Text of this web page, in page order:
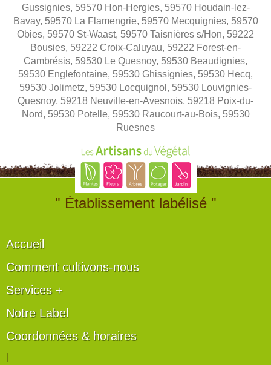
Gussignies, 59570 Hon-Hergies, 59570 Houdain-lez-
Bavay, 59570 La Flamengrie, 59570 Mecquignies, 59570
Obies, 59570 St-Waast, 59570 Taisnières s/Hon, 59222
Bousies, 59222 Croix-Caluyau, 59222 Forest-en-
Cambrésis, 59530 Le Quesnoy, 59530 Beaudignies,
59530 Englefontaine, 59530 Ghissignies, 59530 Hecq,
59530 Jolimetz, 59530 Locquignol, 59530 Louvignies-
Quesnoy, 59218 Neuville-en-Avesnois, 59218 Poix-du-
Nord, 59530 Potelle, 59530 Raucourt-au-Bois, 59530
Ruesnes
" Établissement labélisé "
Accueil
Comment cultivons-nous
Services +
Notre Label
Coordonnées & horaires